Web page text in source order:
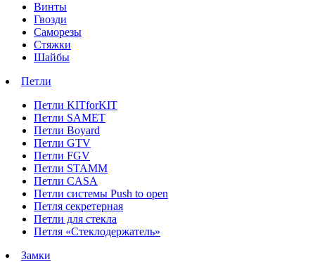
Винты
Гвозди
Саморезы
Стяжки
Шайбы
Петли
Петли KITforKIT
Петли SAMET
Петли Boyard
Петли GTV
Петли FGV
Петли STAMM
Петли CASA
Петли системы Push to open
Петля секретерная
Петли для стекла
Петля «Стеклодержатель»
Замки